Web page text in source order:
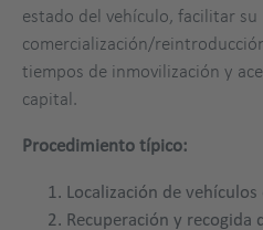
estado del vehículo, facilitar su
comercialización/
tiempos de inmovilización y
capital.
Procedimiento típico:
Localización de
Recuperación y recogida